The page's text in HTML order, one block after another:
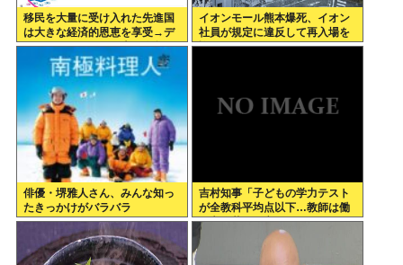
移民を大量に受け入れた先進国
は大きな経済的恩恵を享受→デ
ータでもはっきり日本一人負け
示される
イオンモール熊本爆死、イオン
社員が規定に違反して再入場を
許可していた
俳優・堺雅人さん、みんな知っ
たきっかけがバラバラ
吉村知事「子どもの学力テスト
が全教科平均点以下…教師は働
き方改革とか言ってないでどう
にかしろ」